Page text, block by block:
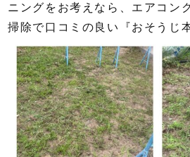
ニングをお考えなら、エアコン
掃除で口コミの良い『おそうじ